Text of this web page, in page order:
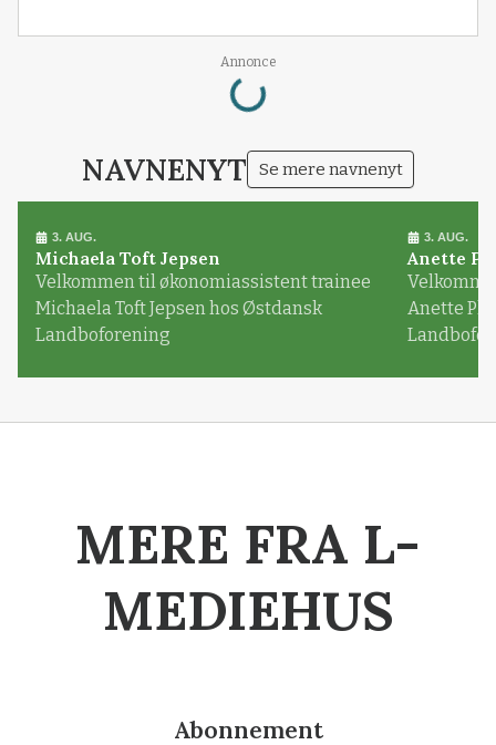
Annonce
Loading...
NAVNENYT Se mere navnenyt
3. AUG.
Michaela Toft Jepsen
Velkommen til økonomiassistent trainee
Michaela Toft Jepsen hos Østdansk
Landboforening
3. AUG.
Anette
Anette
MERE FRA L-
MEDIEHUS
Abonnement